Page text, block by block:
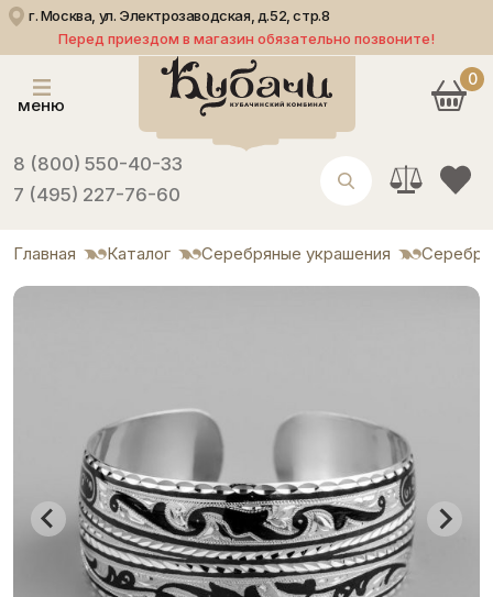
г. Москва, ул. Электрозаводская, д.52, стр.8
Перед приездом в магазин обязательно позвоните!
меню
8 (800) 550-40-33
7 (495) 227-76-60
0
Главная Каталог Серебряные украшения